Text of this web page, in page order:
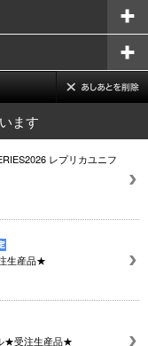
ます
レプリカユニフ
生産品★
★受注生産品★